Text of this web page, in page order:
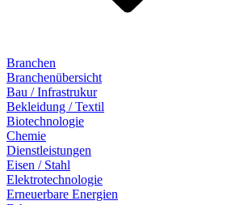
Branchen
Branchenübersicht
Bau / Infrastrukur
Bekleidung / Textil
Biotechnologie
Chemie
Dienstleistungen
Eisen / Stahl
Elektrotechnologie
Erneuerbare Energien